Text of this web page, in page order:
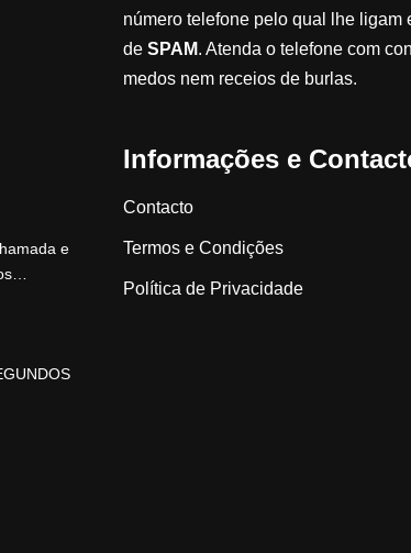
e
número telefone pelo qual lhe ligam
de SPAM. Atenda o telefone com
medos nem receios de burlas.
Informações e
Contacto
Termos e Condições
Política de Privacidade